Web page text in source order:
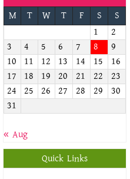
M
T W T F S
S
1
2
3
4 5 6 7 8
9
10
11 12 13 14 15
16
17
18 19 20 21 22
23
24
25 26 27 28 29
30
31
« Aug
Quick Links